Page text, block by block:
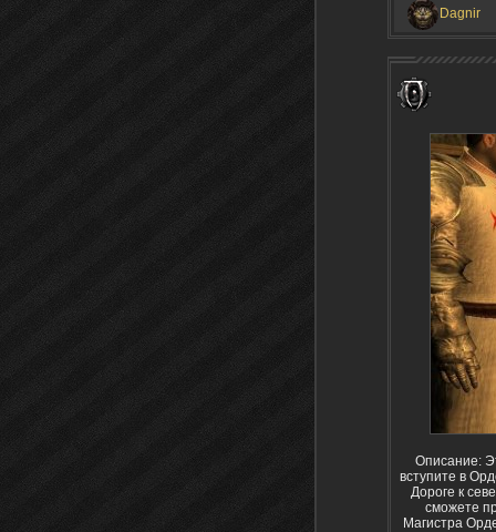
Dagnir
Описание:
вступите в
Дороге к
сможете
Магистра